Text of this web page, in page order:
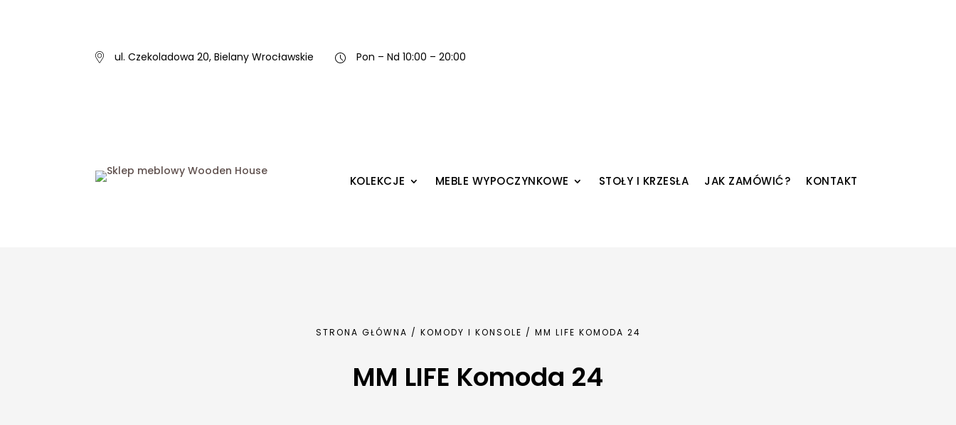
ul. Czekoladowa 20, Bielany Wrocławskie Pon – Nd 10:00 – 20:00
KOLEKCJE MEBLE WYPOCZYNKOWE STOŁY I KRZESŁA JAK ZAMÓWIĆ? KONTAKT
STRONA GŁÓWNA / KOMODY I KONSOLE / MM LIFE KOMODA 24
MM LIFE Komoda 24